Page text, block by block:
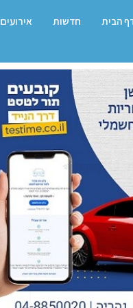
הבית חדשות אירועים